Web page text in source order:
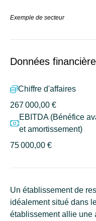
Exemple de secteur
Données
Chiffre d'affaires
267 000,00 €
EBITDA (Bénéfice
et amortissement)
75 000,00 €
Un établissement de
idéalement situé dans
établissement allie une